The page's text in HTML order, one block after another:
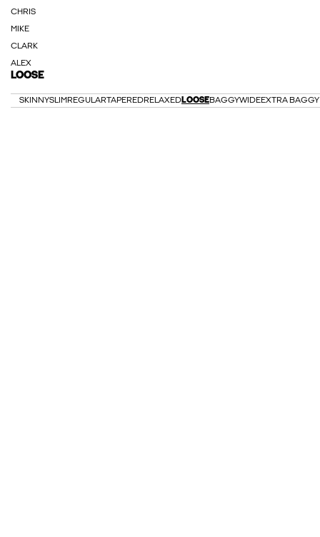
CHRIS
MIKE
CLARK
ALEX
LOOSE
SKINNYSLIM REGULARTAPEREDRELAXEDLOOSEBAGGYWIDEEXTRA BAGGY